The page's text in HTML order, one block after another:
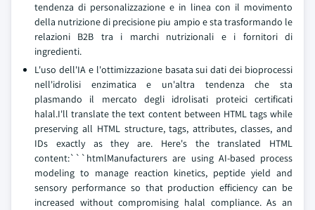
tendenza di personalizzazione e in linea con il movimento
della nutrizione di precisione piu ampio e sta trasformando le
relazioni B2B tra i marchi nutrizionali e i fornitori di
ingredienti.
L'uso dell'IA e l'ottimizzazione basata sui dati dei bioprocessi
nell'idrolisi enzimatica e un'altra tendenza che sta
plasmando il mercato degli idrolisati proteici certificati
halal.I'll translate the text content between HTML tags while
preserving all HTML structure, tags, attributes, classes, and
IDs exactly as they are. Here's the translated HTML
content:```htmlManufacturers are using AI-based process
modeling to manage reaction kinetics, peptide yield and
sensory performance so that production efficiency can be
increased without compromising halal compliance. As an